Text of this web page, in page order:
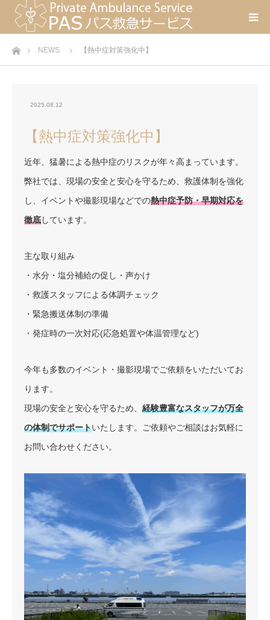
ホームNEWS 【熱中症対策強化中】
2025.08.12
【熱中症対策強化中】
近年、猛暑による熱中症のリスクが年々高まっています。
弊社では、現場の安全と安心を守るため、救護体制を強化
し、イベントや撮影現場などでの熱中症予防・早期対応を
徹底しています。
主な取り組み
・水分・塩分補給の促し・声かけ
・救護スタッフによる体調チェック
・緊急搬送体制の準備
・発症時の一次対応(応急処置や体温管理など)
今年も多数のイベント・撮影現場でご依頼をいただいてお
ります。
現場の安全と安心を守るため、 経験豊富なスタッフが万全
の体制でサポートいたします。ご依頼やご相談はお気軽に
お問い合わせください。